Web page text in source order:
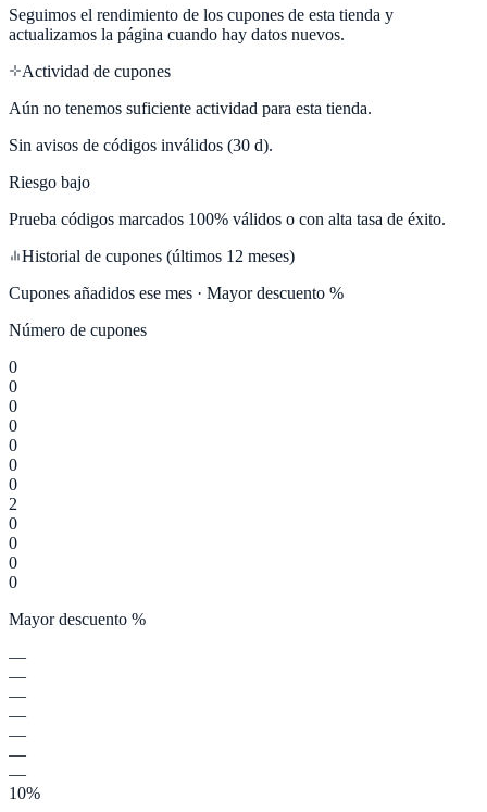
Seguimos el rendimiento de los cupones de esta tienda y
actualizamos la página cuando hay datos nuevos.
Actividad de cupones
Aún no tenemos suficiente actividad para esta tienda.
Sin avisos de códigos inválidos (30 d).
Riesgo bajo
Prueba códigos marcados 100% válidos o con alta tasa de éxito.
Historial de cupones (últimos 12 meses)
Cupones añadidos ese mes · Mayor descuento %
Número de cupones
0
0
0
0
0
0
0
2
0
0
0
0
Mayor descuento %
—
—
—
—
—
—
—
10%